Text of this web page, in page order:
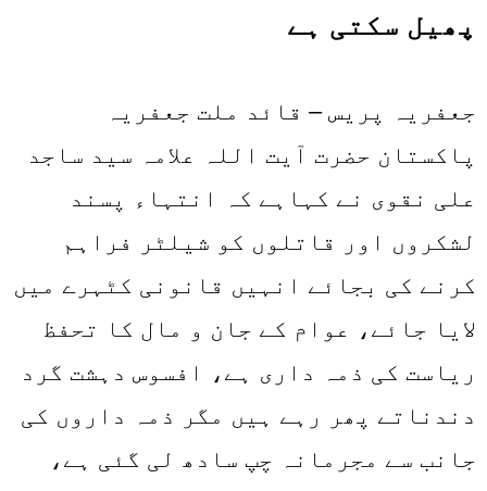
پھیل سکتی ہے
جعفریہ پریس – قائد ملت جعفریہ
پاکستان حضرت آیت اللہ علامہ سید ساجد
علی نقوی نے کہاہے کہ انتہاء پسند
لشکروں اور قاتلوں کو شیلٹر فراہم
کرنے کی بجائے انہیں قانونی کٹہرے میں
لایا جائے، عوام کے جان و مال کا تحفظ
ریاست کی ذمہ داری ہے، افسوس دہشت گرد
دندناتے پھر رہے ہیں مگر ذمہ داروں کی
جانب سے مجرمانہ چپ سادھ لی گئی ہے،